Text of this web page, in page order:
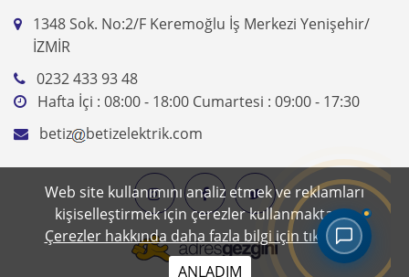
1348 Sok. No:2/F Keremoğlu İş Merkezi Yenişehir/
İZMİR
0232 433 93 48
Hafta İçi : 08:00 - 18:00 Cumartesi : 09:00 - 17:30
betiz
betizelektrik.com
Web site kullanımını analiz etmek ve reklamları
kişiselleştirmek için çerezler kullanmaktayız.
Çerezler hakkında daha fazla bilgi için tıklayınız.
ANLADIM